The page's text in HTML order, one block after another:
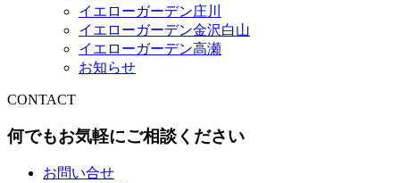
イエローガーデン庄川
イエローガーデン金沢白山
イエローガーデン高瀬
お知らせ
CONTACT
何でもお気軽にご相談ください
お問い合せ